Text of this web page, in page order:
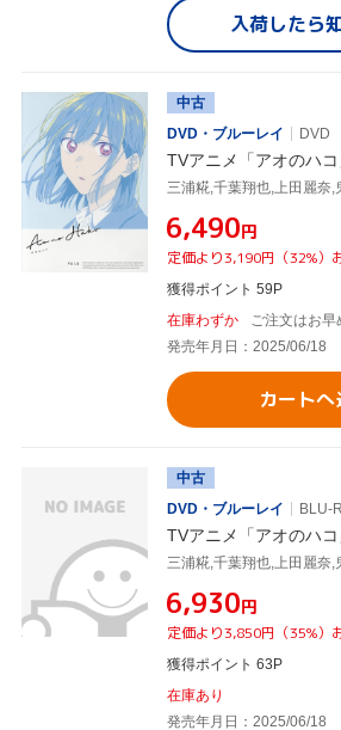
入荷したら
中古
DVD・ブルーレイ
DVD
TVアニメ「アオのハ
¥6,490円
定価より3,190円（32%）
獲得ポイント 59P
在庫わずか
ご注文はお早
発売年月日：2025/06/18
カートへ
中古
DVD・ブルーレイ
BLU-
TVアニメ「アオのハ
¥6,930円
定価より3,850円（35%）
獲得ポイント 63P
在庫あり
発売年月日：2025/06/18